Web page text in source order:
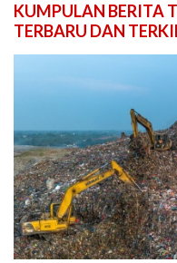
KUMPULAN BERITA
TERBARU DAN